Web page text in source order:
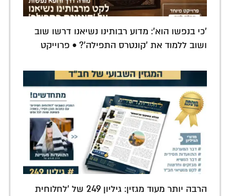
'כי בנפשו הוא': מדוע רבותינו נשיאנו דרשו שוב
ושוב ללמוד את 'קונטרס התפילה'? • פרוייקט
הרבה יותר מעוד מגזין: גיליון 249 של 'לחלוחית